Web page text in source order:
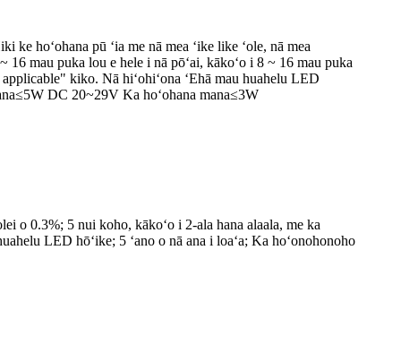
ke hoʻohana pū ʻia me nā mea ʻike like ʻole, nā mea
16 mau puka lou e hele i nā pōʻai, kākoʻo i 8 ~ 16 mau puka
kiko. Nā hiʻohiʻona ʻEhā mau huahelu LED
DC 20~29V Ka hoʻohana mana≤3W
o 0.3%; 5 nui koho, kākoʻo i 2-ala hana alaala, me ka
LED hōʻike; 5 ʻano o nā ana i loaʻa; Ka hoʻonohonoho